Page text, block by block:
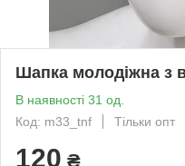
Шапка молодіжна з
В наявності 31 од.
Код: m33_tnf
Тільки опт
120 ₴